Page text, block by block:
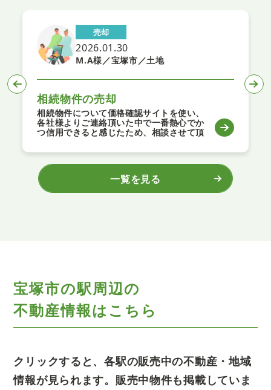
売却
2025.10.30
Y・A様／宝塚市／中古マンション
フロンティアさんにお願いしてよかったで
す。 またご担当が別所さんでとてもよか
ったです。 ありがとうございました。 ま
た家を売る買う時がありましたら 別所さ
んにお願いしたいです。
一覧を見る
宝塚市の駅周辺の
不動産情報はこちら
クリックすると、各駅の販売中の不動産・地域
情報が見られます。販売中物件も掲載していま